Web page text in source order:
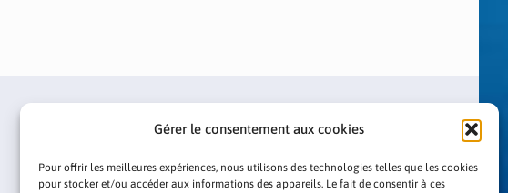
Gérer le consentement aux cookies
Pour offrir les meilleures expériences, nous utilisons des technologies telles que les cookies
pour stocker et/ou accéder aux informations des appareils. Le fait de consentir à ces